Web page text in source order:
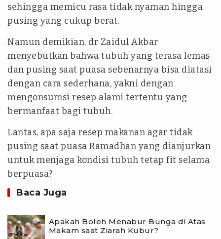
sehingga memicu rasa tidak nyaman hingga
pusing yang cukup berat.
Namun demikian, dr Zaidul Akbar
menyebutkan bahwa tubuh yang terasa lemas
dan pusing saat puasa sebenarnya bisa diatasi
dengan cara sederhana, yakni dengan
mengonsumsi resep alami tertentu yang
bermanfaat bagi tubuh.
Lantas, apa saja resep makanan agar tidak
pusing saat puasa Ramadhan yang dianjurkan
untuk menjaga kondisi tubuh tetap fit selama
berpuasa?
Baca Juga
Apakah Boleh Menabur Bunga di Atas
Makam saat Ziarah Kubur?